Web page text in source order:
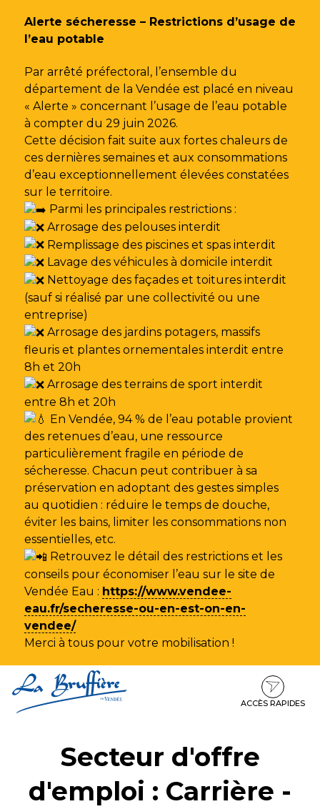
Alerte sécheresse – Restrictions d’usage de
l’eau potable
Par arrêté préfectoral, l’ensemble du
département de la Vendée est placé en niveau
« Alerte » concernant l’usage de l’eau potable
à compter du 29 juin 2026.
Cette décision fait suite aux fortes chaleurs de
ces dernières semaines et aux consommations
d’eau exceptionnellement élevées constatées
sur le territoire.
Parmi les principales restrictions :
Arrosage des pelouses interdit
Remplissage des piscines et spas interdit
Lavage des véhicules à domicile interdit
Nettoyage des façades et toitures interdit
(sauf si réalisé par une collectivité ou une
entreprise)
Arrosage des jardins potagers, massifs
fleuris et plantes ornementales interdit entre
8h et 20h
Arrosage des terrains de sport interdit
entre 8h et 20h
En Vendée, 94 % de l’eau potable provient
des retenues d’eau, une ressource
particulièrement fragile en période de
sécheresse. Chacun peut contribuer à sa
préservation en adoptant des gestes simples
au quotidien : réduire le temps de douche,
éviter les bains, limiter les consommations non
essentielles, etc.
Retrouvez le détail des restrictions et les
conseils pour économiser l’eau sur le site de
Vendée Eau : https://www.vendee-
eau.fr/secheresse-ou-en-est-on-en-
vendee/
Merci à tous pour votre mobilisation !
au
contenu
au
ACCÈS RAPIDES
Secteur d'offre
d'emploi : Carrière -